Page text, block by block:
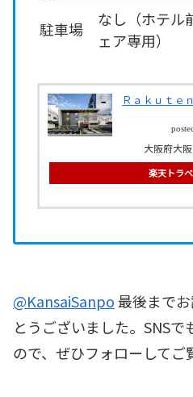
駐車場
なし（ホテル
ェア専用）
Ｒａｋｕｔ
大阪府大
楽天トラ
@KansaiSanpo最後まで
とうございました。SNS
ので、ぜひフォローしてご